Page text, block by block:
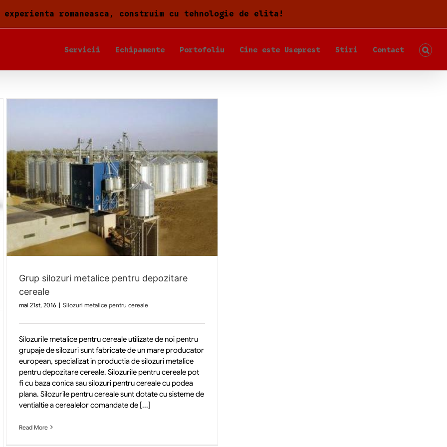
experienta romaneasca, construim cu tehnologie de elita!
Servicii Echipamente Portofoliu Cine este Useprest Stiri Contact
Grup silozuri metalice pentru depozitare
cereale
mai 21st, 2016 | Silozuri metalice pentru cereale
Silozurile metalice pentru cereale utilizate de noi pentru
grupaje de silozuri sunt fabricate de un mare producator
european, specializat in productia de silozuri metalice
pentru depozitare cereale. Silozurile pentru cereale pot
fi cu baza conica sau silozuri pentru cereale cu podea
plana. Silozurile pentru cereale sunt dotate cu sisteme de
ventialtie a cerealelor comandate de [...]
Read More